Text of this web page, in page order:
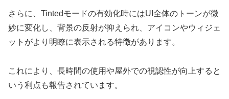
さらに、Tintedモードの有効化時にはUI全体のトーンが微
妙に変化し、背景の反射が抑えられ、アイコンやウィジェ
ットがより明瞭に表示される特徴があります。
これにより、長時間の使用や屋外での視認性が向上すると
いう利点も報告されています。